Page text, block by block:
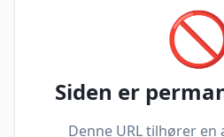
Siden er
Denne URL tilhører